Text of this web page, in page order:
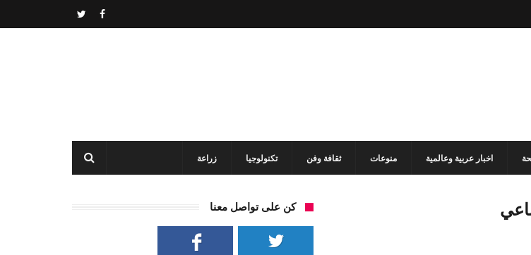
اخبار عربية وعالمية منوعات ثقافة وفن تكنولوجيا زراعة
كن على تواصل معنا